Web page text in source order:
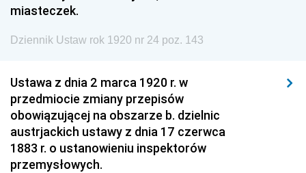
miasteczek.
Dziennik Ustaw rok 1920 nr 24 poz. 143
Ustawa z dnia 2 marca 1920 r. w
przedmiocie zmiany przepisów
obowiązującej na obszarze b. dzielnic
austrjackich ustawy z dnia 17 czerwca
1883 r. o ustanowieniu inspektorów
przemysłowych.